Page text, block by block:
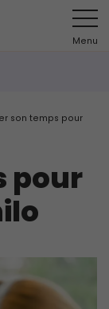
Menu
son temps pour
pour